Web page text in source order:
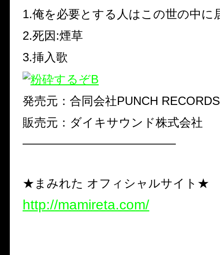
1.俺を必要とする人はこの世の中に
2.死因:煙草
3.挿入歌
発売元：合同会社PUNCH RECORDS
販売元：ダイキサウンド株式会社
—————————————
★まみれた オフィシャルサイト★
http://mamireta.com/